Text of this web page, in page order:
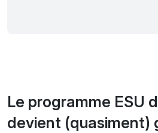
Le programme ESU
devient (quasiment)